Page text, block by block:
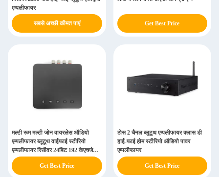
एम्पलीफायर
सबसे अच्छी कीमत पाएं Get Best Price
मल्टी रूम मल्टी जोन वायरलेस ऑडियो
एम्पलीफायर ब्लूटूथ वाईफाई स्टीरियो
एम्पलीफायर रिसीवर 24बिट 192 केएचजेड
2.4जी
Get Best Price
ठोस 2 चैनल ब्लूटूथ एम्पलीफायर क्लास डी
हाई-फाई होम स्टीरियो ऑडियो पावर
एम्पलीफायर
Get Best Price